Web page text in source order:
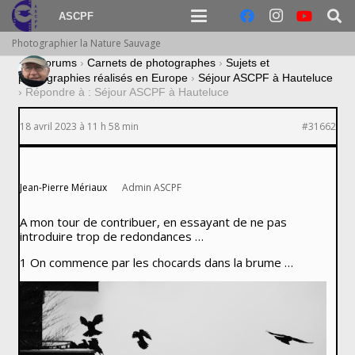
ASCPF
Photographier la Nature Sauvage
› Forums › Carnets de photographes › Sujets et
photographies réalisés en Europe › Séjour ASCPF à Hauteluce
› Répondre à : Séjour ASCPF à Hauteluce
18 avril 2023 à 11 h 58 min #31662
Jean-Pierre Mériaux Admin ASCPF
A mon tour de contribuer, en essayant de ne pas
introduire trop de redondances …
1 On commence par les chocards dans la brume …